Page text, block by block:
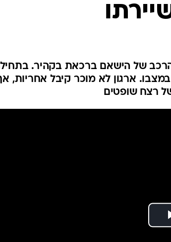
של הישאם ברכאת בקהיר.
ארגון לא מוכר קיבל אחריות,
רצח שופטים